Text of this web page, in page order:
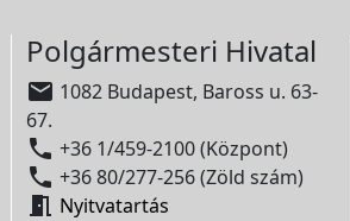
Polgármesteri Hivatal
 1082 Budapest, Baross u. 63-
67.
 +36 1/459-2100 (Központ)
 +36 80/277-256 (Zöld szám)
 Nyitvatartás